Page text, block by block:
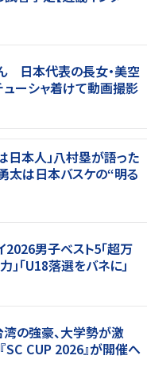
日本代表の長女・美空
ーシャ着けて動画撮影
日本人」八村塁が語った
は日本バスケの“明る
2026男子ベスト5「超万
」「U18落選をバネに」
の強豪、大学勢が激
SC CUP 2026』が開催へ